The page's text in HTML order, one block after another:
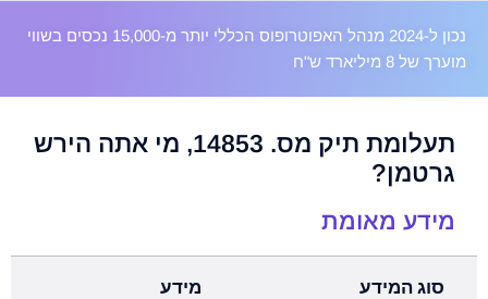
נכון ל-2024 מנהל האפוטרופוס הכללי יותר מ-15,000 נכסים בשווי
מוערך של 8 מיליארד ש"ח
תעלומת תיק מס. 14853, מי אתה הירש
גרטמן?
מידע מאומת
סוג המידע מידע